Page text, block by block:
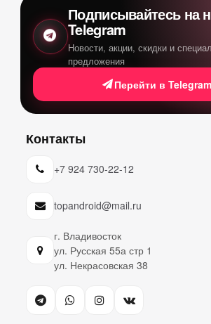
Подписывайтесь на
Telegram
Новости, акции, скидки и
предложения
Перейти в Telegram
Контакты
+7 924 730-22-12
topandroid@mail.ru
г. Владивосток
ул. Русская 55а стр 1
ул. Некрасовская 38